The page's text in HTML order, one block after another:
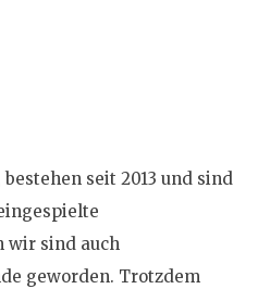
seit 2013 und sind
wir sind auch
geworden. Trotzdem